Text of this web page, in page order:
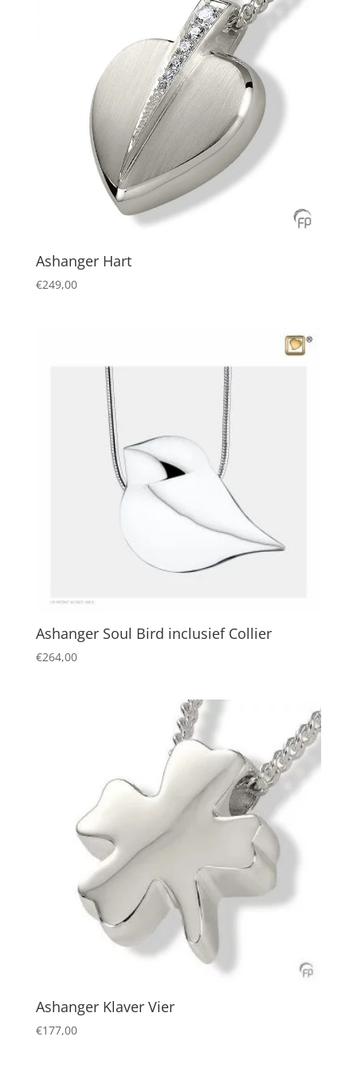
Ashanger Hart
€249,00
Ashanger Soul Bird inclusief Collier
€264,00
Ashanger Klaver Vier
€177,00